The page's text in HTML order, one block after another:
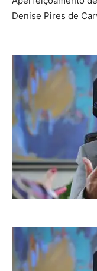
Denise Pires de